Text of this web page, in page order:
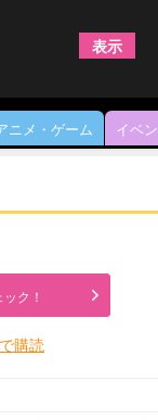
ニメ・ゲーム イベ
ク！
購読
表示